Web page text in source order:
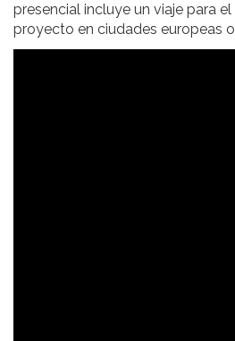
presencial incluye un viaje para
proyecto en ciudades europeas